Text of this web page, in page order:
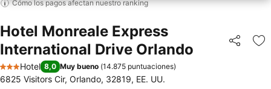
Cómo los pagos afectan nuestro ranking
Hotel Monreale Express
International Drive Orlando
Compartir
3 Estrellas
Hotel 8,0 Muy bueno (14.875 puntuaciones)
6825 Visitors Cir, Orlando, 32819, EE. UU.